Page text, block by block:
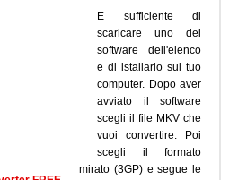
E sufficiente di
scaricare uno dei
software dell'elenco
e di istallarlo sul tuo
computer. Dopo aver
avviato il software
scegli il file MKV che
vuoi convertire. Poi
scegli il formato
mirato (3GP) e segue le